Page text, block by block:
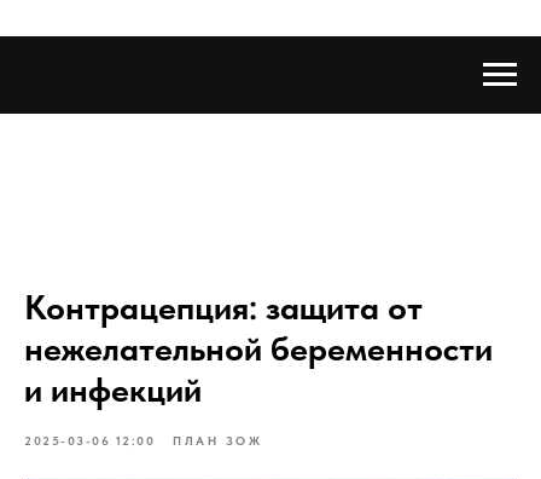
Контрацепция: защита от
нежелательной беременности
и инфекций
2025-03-06 12:00 ПЛАН ЗОЖ